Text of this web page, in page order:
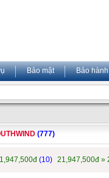
Bảo mật Bảo hành
(777)
(10) 21,947,500đ »